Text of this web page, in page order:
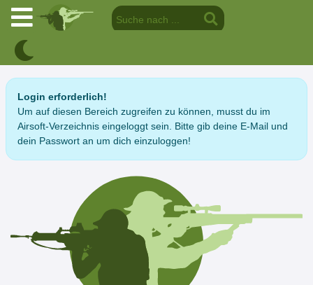
Login erforderlich!
Um auf diesen Bereich zugreifen zu können, musst du im
Airsoft-Verzeichnis eingeloggt sein. Bitte gib deine E-Mail und
dein Passwort an um dich einzuloggen!